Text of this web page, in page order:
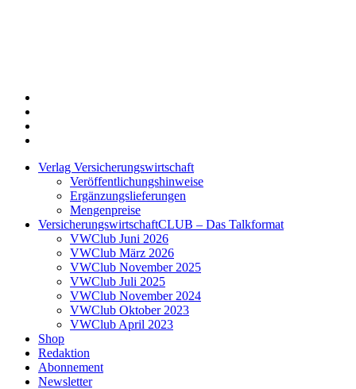
Verlag Versicherungswirtschaft
Veröffentlichungshinweise
Ergänzungslieferungen
Mengenpreise
VersicherungswirtschaftCLUB – Das Talkformat
VWClub Juni 2026
VWClub März 2026
VWClub November 2025
VWClub Juli 2025
VWClub November 2024
VWClub Oktober 2023
VWClub April 2023
Shop
Redaktion
Abonnement
Newsletter